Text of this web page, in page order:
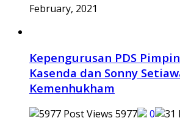
February, 2021
Kepengurusan PDS
Kasenda dan Sonny
Kemenhukham
5977 0